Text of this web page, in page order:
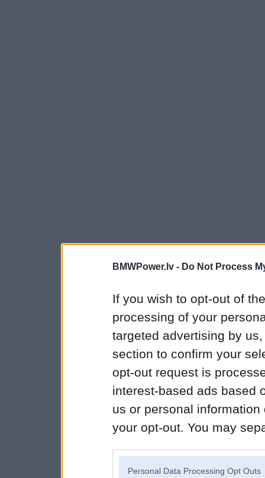
BMWPower.lv - Do Not Process
If you wish to opt-out of
processing of your
targeted advertising by
section to confirm your
opt-out request is
interest-based ads based
us or personal
your opt-out. You may
Personal Data Processing Opt Outs